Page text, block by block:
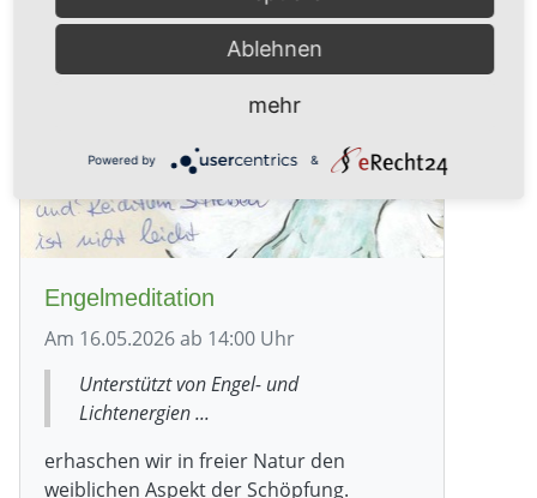
Engelmeditation
Am 16.05.2026 ab 14:00 Uhr
Unterstützt von Engel- und
Lichtenergien ...
erhaschen wir in freier Natur den
weiblichen Aspekt der Schöpfung.
Ablehnen
mehr
Powered by &